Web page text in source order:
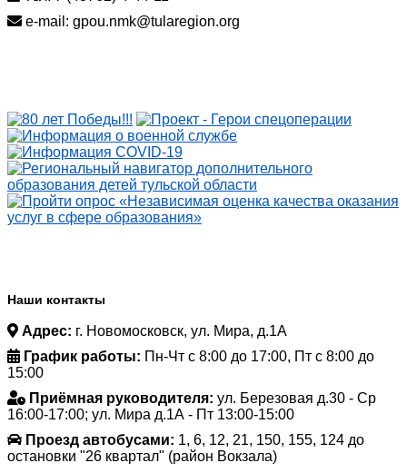
e-mail: gpou.nmk@tularegion.org
Наши контакты
Адрес: г. Новомосковск, ул. Мира, д.1А
График работы: Пн-Чт с 8:00 до 17:00, Пт с 8:00 до
15:00
Приёмная руководителя: ул. Березовая д.30 - Ср
16:00-17:00; ул. Мира д.1А - Пт 13:00-15:00
Проезд автобусами: 1, 6, 12, 21, 150, 155, 124 до
остановки "26 квартал" (район Вокзала)